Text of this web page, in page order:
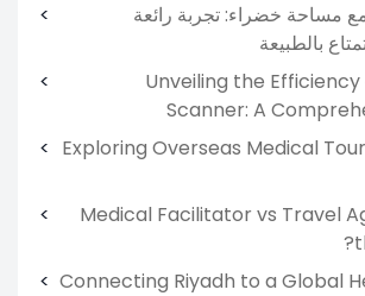
مساحة خضراء: تجربة رائعة
بالطبيعة
Unveiling the Efficiency
Scanner: A
Exploring Overseas Medical
Medical Facilitator vs Travel
Connecting Riyadh to a Global